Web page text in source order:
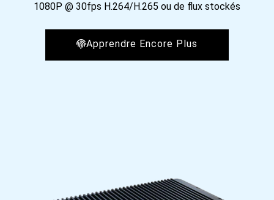
1080P @ 30fps H.264/H.265 ou de flux stockés
Apprendre Encore Plus